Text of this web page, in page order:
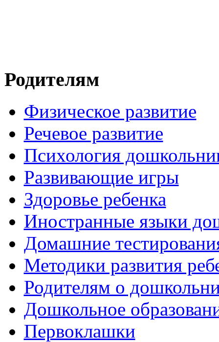
Родителям
Физическое развитие
Речевое развитие
Психология
Развивающие игры
Здоровье ребенка
Иностранные языки
Домашние
Методики развития
Родителям о
Дошкольное
Первоклашки